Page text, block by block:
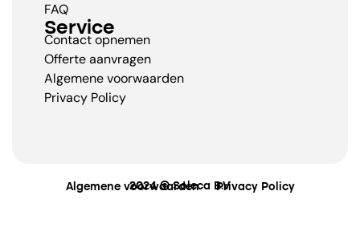
FAQ
Service
Contact opnemen
Offerte aanvragen
Algemene voorwaarden
Privacy Policy
2024 © Soleca B.V
Algemene voorwaarden Privacy Policy